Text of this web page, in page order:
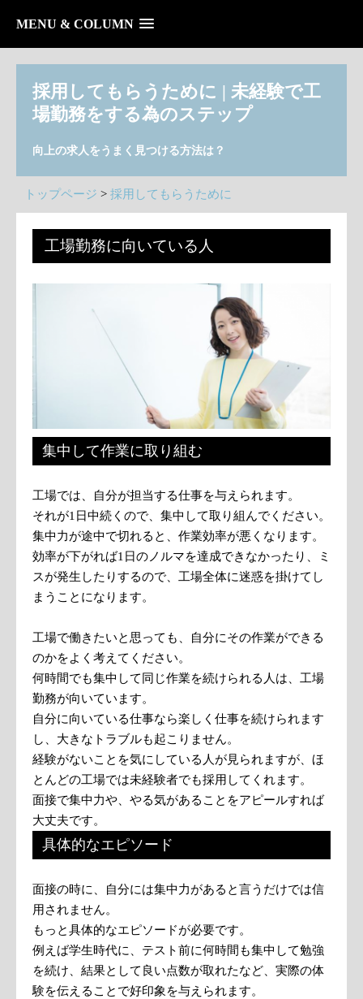
MENU & COLUMN
採用してもらうために | 未経験で工
場勤務をする為のステップ
向上の求人をうまく見つける方法は？
トップページ > 採用してもらうために
工場勤務に向いている人
集中して作業に取り組む
工場では、自分が担当する仕事を与えられます。
それが1日中続くので、集中して取り組んでください。
集中力が途中で切れると、作業効率が悪くなります。
効率が下がれば1日のノルマを達成できなかったり、ミ
スが発生したりするので、工場全体に迷惑を掛けてし
まうことになります。
工場で働きたいと思っても、自分にその作業ができる
のかをよく考えてください。
何時間でも集中して同じ作業を続けられる人は、工場
勤務が向いています。
自分に向いている仕事なら楽しく仕事を続けられます
し、大きなトラブルも起こりません。
経験がないことを気にしている人が見られますが、ほ
とんどの工場では未経験者でも採用してくれます。
面接で集中力や、やる気があることをアピールすれば
大丈夫です。
具体的なエピソード
面接の時に、自分には集中力があると言うだけでは信
用されません。
もっと具体的なエピソードが必要です。
例えば学生時代に、テスト前に何時間も集中して勉強
を続け、結果として良い点数が取れたなど、実際の体
験を伝えることで好印象を与えられます。